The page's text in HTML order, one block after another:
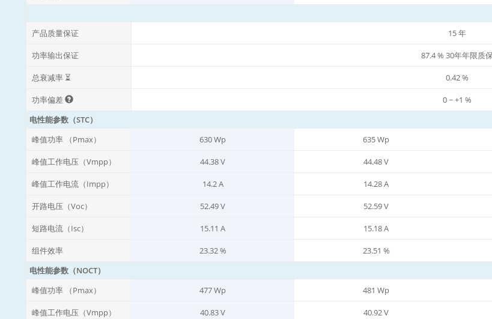
产品质量保证 15 年
功率输出保证 87.4 % 30年年限质
总衰减率 ⏳ 0.42 %
功率偏差
0 ~ +1 %
电性能参数（STC）
峰值功率 （Pmax）
630 Wp 635 Wp
峰值工作电压（Vmpp） 44.38 V 44.48 V
峰值工作电流（Impp） 14.2 A 14.28 A
开路电压（Voc） 52.49 V 52.59 V
短路电流（Isc） 15.11 A 15.18 A
组件效率 23.32 % 23.51 %
电性能参数（NOCT）
峰值功率 （Pmax）
477 Wp 481 Wp
峰值工作电压（Vmpp） 40.83 V 40.92 V